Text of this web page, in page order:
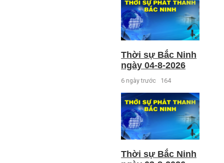
Thời sự Bắc Ninh
ngày 04-8-2026
6 ngày trước 164
Thời sự Bắc Ninh